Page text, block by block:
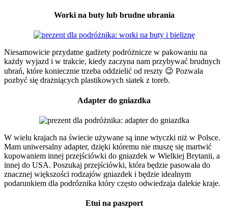
Worki na buty lub brudne ubrania
Niesamowicie przydatne gadżety podróżnicze w pakowaniu na
każdy wyjazd i w trakcie, kiedy zaczyna nam przybywać brudnych
ubrań, które koniecznie trzeba oddzielić od reszty 😉 Pozwala
pozbyć się drażniących plastikowych siatek z toreb.
Adapter do gniazdka
W wielu krajach na świecie używane są inne wtyczki niż w Polsce.
Mam uniwersalny adapter, dzięki któremu nie muszę się martwić
kupowaniem innej przejściówki do gniazdek w Wielkiej Brytanii, a
innej do USA. Poszukaj przejściówki, która będzie pasowała do
znacznej większości rodzajów gniazdek i będzie idealnym
podarunkiem dla podróznika który często odwiedzaja dalekie kraje.
Etui na paszport